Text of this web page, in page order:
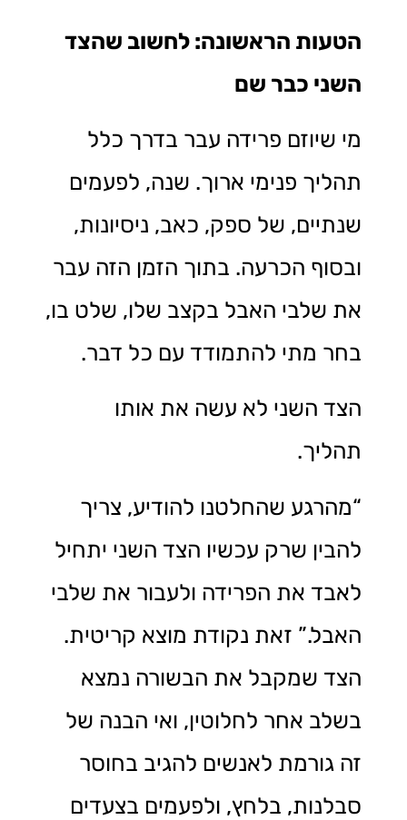
הטעות הראשונה: לחשוב שהצד
השני כבר שם
מי שיוזם פרידה עבר בדרך כלל
תהליך פנימי ארוך. שנה, לפעמים
שנתיים, של ספק, כאב, ניסיונות,
ובסוף הכרעה. בתוך הזמן הזה עבר
את שלבי האבל בקצב שלו, שלט בו,
בחר מתי להתמודד עם כל דבר.
הצד השני לא עשה את אותו
תהליך.
“מהרגע שהחלטנו להודיע, צריך
להבין שרק עכשיו הצד השני יתחיל
לאבד את הפרידה ולעבור את שלבי
האבל.” זאת נקודת מוצא קריטית.
הצד שמקבל את הבשורה נמצא
בשלב אחר לחלוטין, ואי הבנה של
זה גורמת לאנשים להגיב בחוסר
סבלנות, בלחץ, ולפעמים בצעדים